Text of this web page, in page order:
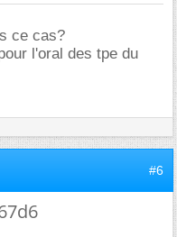
ce cas?
l'oral des tpe du
#6